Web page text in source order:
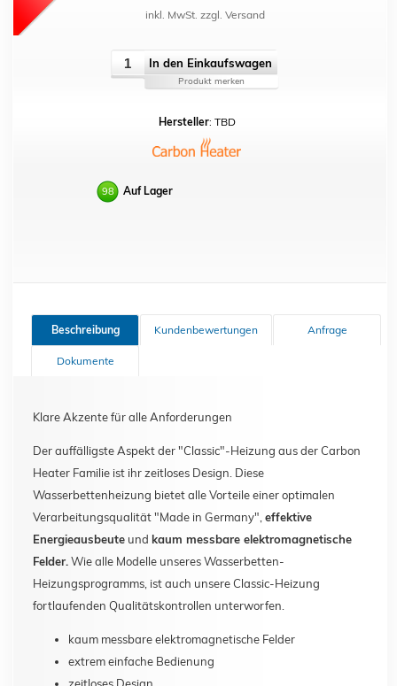
inkl. MwSt. zzgl. Versand
In den Einkaufswagen
Produkt merken
Hersteller: TBD
98 Auf Lager
Beschreibung Kundenbewertungen Anfrage
Dokumente
Klare Akzente für alle Anforderungen
Der auffälligste Aspekt der "Classic"-Heizung aus der Carbon
Heater Familie ist ihr zeitloses Design. Diese
Wasserbettenheizung bietet alle Vorteile einer optimalen
Verarbeitungsqualität "Made in Germany", effektive
Energieausbeute und kaum messbare elektromagnetische
Felder.Wie alle Modelle unseres Wasserbetten-
Heizungsprogramms, ist auch unsere Classic-Heizung
fortlaufenden Qualitätskontrollen unterworfen.
kaum messbare elektromagnetische Felder
extrem einfache Bedienung